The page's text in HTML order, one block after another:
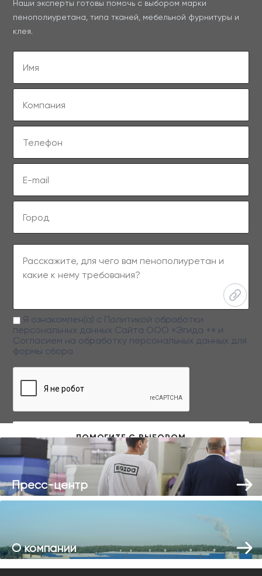
Наши эксперты готовы помочь с выбором марки
пенополиуретана, типа тканей, мебельной фурнитуры и
клея.
Заполняя данную форму вы даете свое согласие на обработку
персональных данных
Я ознакомлен(а) с Политикой обработки
персональных данных Сайта ООО «Эгида +» и
Согласием на обработку персональных данных для
формы сбора
Пресс-центр
О компании